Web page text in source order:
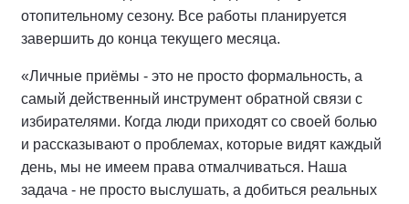
отопительному сезону. Все работы планируется
завершить до конца текущего месяца.
«Личные приёмы - это не просто формальность, а
самый действенный инструмент обратной связи с
избирателями. Когда люди приходят со своей болью
и рассказывают о проблемах, которые видят каждый
день, мы не имеем права отмалчиваться. Наша
задача - не просто выслушать, а добиться реальных